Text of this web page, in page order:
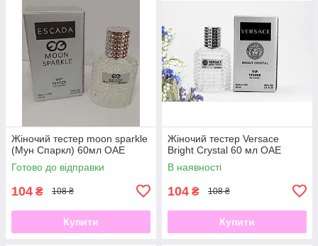
Жіночий тестер moon sparkle
(Мун Спаркл) 60мл ОАЕ
Готово до відправки
104 ₴ 108 ₴
Купити
Жіночий тестер Versace
Bright Crystal 60 мл ОАЕ
В наявності
104 ₴ 108 ₴
Купити